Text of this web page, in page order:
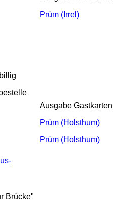
Prüm (Irrel)
Ausgabe Gastkarten
Prüm (Holsthum)
Prüm (Holsthum)
Brücke"